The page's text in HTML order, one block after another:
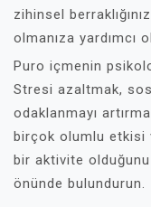
zihinsel
olmanıza yardımcı
Puro içmenin
Stresi azaltmak,
odaklanmayı
birçok olumlu etkisi
bir aktivite olduğunu
önünde bulundurun.